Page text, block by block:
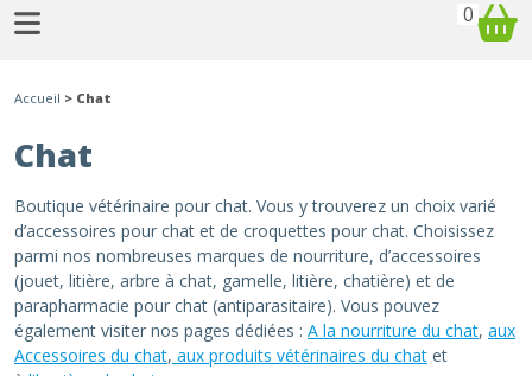
0
Accueil > Chat
Chat
Boutique vétérinaire pour chat. Vous y trouverez un choix varié
d’accessoires pour chat et de croquettes pour chat. Choisissez
parmi nos nombreuses marques de nourriture, d’accessoires
(jouet, litière, arbre à chat, gamelle, litière, chatière) et de
parapharmacie pour chat (antiparasitaire). Vous pouvez
également visiter nos pages dédiées : A la nourriture du chat, aux
Accessoires du chat, aux produits vétérinaires du chat et